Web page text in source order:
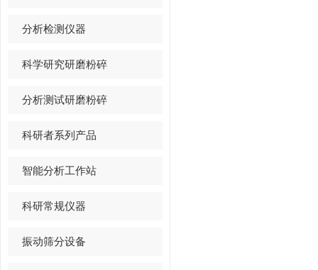
分析检测仪器
科学研究研磨粉碎
分析测试研磨粉碎
科研者系列产品
智能分析工作站
科研常规仪器
振动筛分设备